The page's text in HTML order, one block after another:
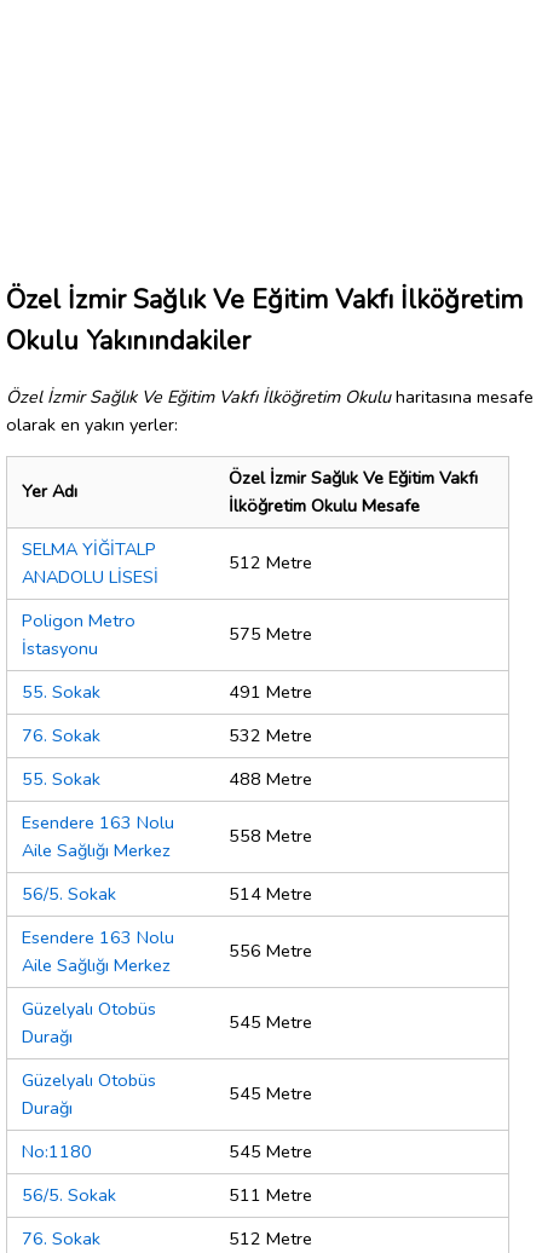
Özel İzmir Sağlık Ve Eğitim Vakfı İlköğretim
Okulu Yakınındakiler
Özel İzmir Sağlık Ve Eğitim Vakfı İlköğretim Okuluharitasına mesafe
olarak en yakın yerler:
Yer Adı
Özel İzmir Sağlık Ve Eğitim Vakfı
İlköğretim Okulu Mesafe
SELMA YİĞİTALP
ANADOLU LİSESİ
512 Metre
Poligon Metro
İstasyonu
575 Metre
55. Sokak
491 Metre
76. Sokak
532 Metre
55. Sokak
488 Metre
Esendere 163 Nolu
Aile Sağlığı Merkez
558 Metre
56/5. Sokak
514 Metre
Esendere 163 Nolu
Aile Sağlığı Merkez
556 Metre
Güzelyalı Otobüs
Durağı
545 Metre
Güzelyalı Otobüs
Durağı
545 Metre
No:1180
545 Metre
56/5. Sokak
511 Metre
76. Sokak
512 Metre